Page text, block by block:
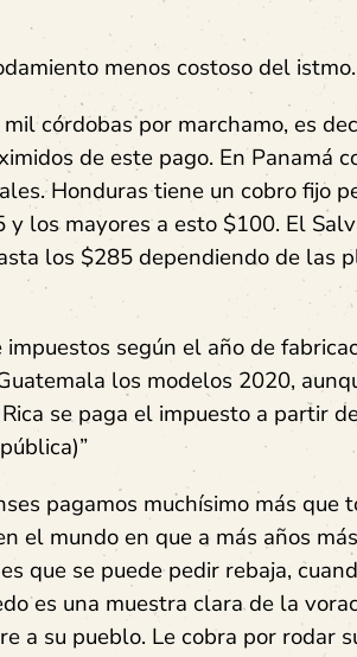
menos costoso del istmo.
córdobas por marchamo, es
de este pago. En Panamá
Honduras tiene un cobro fijo
y los mayores a esto $100. El
los $285 dependiendo de las
según el año de
los modelos 2020,
se paga el impuesto a partir
pagamos muchísimo más que
el mundo en que a más años
que se puede pedir rebaja,
es una muestra clara de la
a su pueblo. Le cobra por rodar